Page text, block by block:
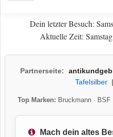
Dein letzter Besuch:
Aktuelle Zeit:
Partnerseite:
Tafelsilber|
Top Marken: Bruckmann· BSF
Mach dein altes